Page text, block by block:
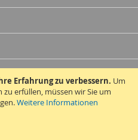
Erfahrung zu verbessern. Um
erfüllen, müssen wir Sie um
Weitere Informationen
Traummatten.de